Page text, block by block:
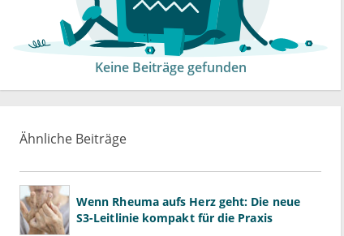
Keine Beiträge gefunden
Ähnliche Beiträge
Wenn Rheuma aufs Herz geht: Die neue
S3-Leitlinie kompakt für die Praxis